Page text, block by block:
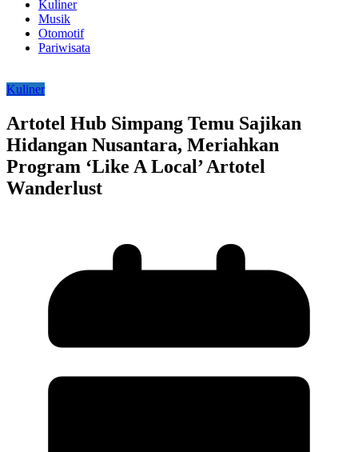
Kuliner
Musik
Otomotif
Pariwisata
Kuliner
Artotel Hub Simpang Temu Sajikan
Hidangan Nusantara, Meriahkan
Program ‘Like A Local’ Artotel
Wanderlust